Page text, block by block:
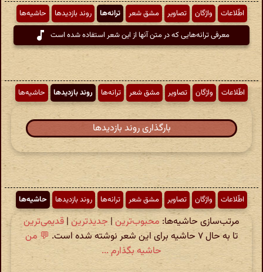
اطّلاعات واژگان تصاویر مشق شعر ترانه‌ها روند بازدیدها
حاشیه‌ها
معرفی ترانه‌هایی که در متن آنها از این شعر استفاده شده است
اطّلاعات واژگان تصاویر مشق شعر ترانه‌ها روند بازدیدها حاشیه‌ها
بارگذاری روند بازدیدها
اطّلاعات واژگان تصاویر مشق شعر ترانه‌ها روند بازدیدها حاشیه‌ها
مرتب‌سازی حاشیه‌ها: محبوب‌ترین|جدیدترین |قدیمی‌ترین
تا به حال ۷ حاشیه برای این شعر نوشته شده است.
💬 من
حاشیه بگذارم ...